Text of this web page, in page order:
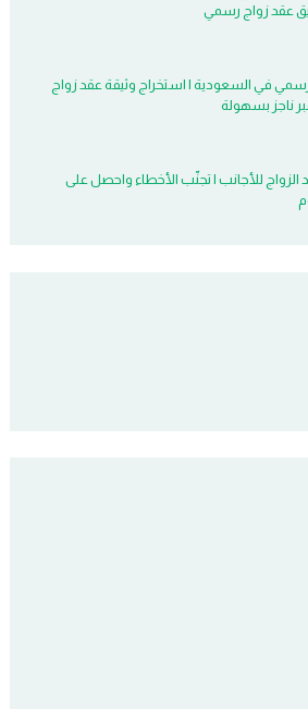
عقد زواج رسمي
في السعودية | استخراج وثيقة عقد زواج
ناجز بسهولة
الزواج للأجانب | تجنّب الأخطاء واحصل على